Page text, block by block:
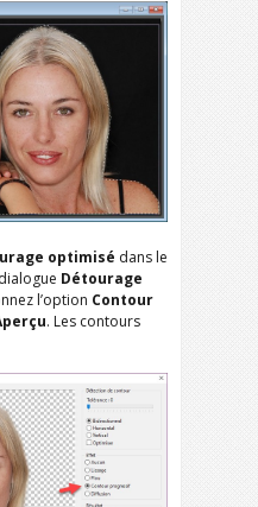
optimisé dans le
Détourage
l’option Contour
. Les contours